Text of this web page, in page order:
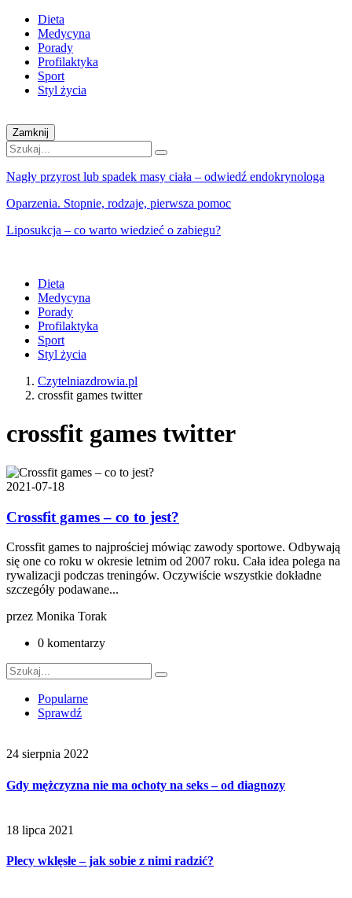
Dieta
Medycyna
Porady
Profilaktyka
Sport
Styl życia
Zamknij
Nagły przyrost lub spadek masy ciała – odwiedź endokrynologa
Oparzenia. Stopnie, rodzaje, pierwsza pomoc
Liposukcja – co warto wiedzieć o zabiegu?
Dieta
Medycyna
Porady
Profilaktyka
Sport
Styl życia
Czytelniazdrowia.pl
crossfit games twitter
crossfit games twitter
2021-07-18
Crossfit games – co to jest?
Crossfit games to najprościej mówiąc zawody sportowe. Odbywają
się one co roku w okresie letnim od 2007 roku. Cała idea polega na
rywalizacji podczas treningów. Oczywiście wszystkie dokładne
szczegóły podawane...
przez Monika Torak
0 komentarzy
Popularne
Sprawdź
24 sierpnia 2022
Gdy mężczyzna nie ma ochoty na seks – od diagnozy
18 lipca 2021
Plecy wklęsłe – jak sobie z nimi radzić?